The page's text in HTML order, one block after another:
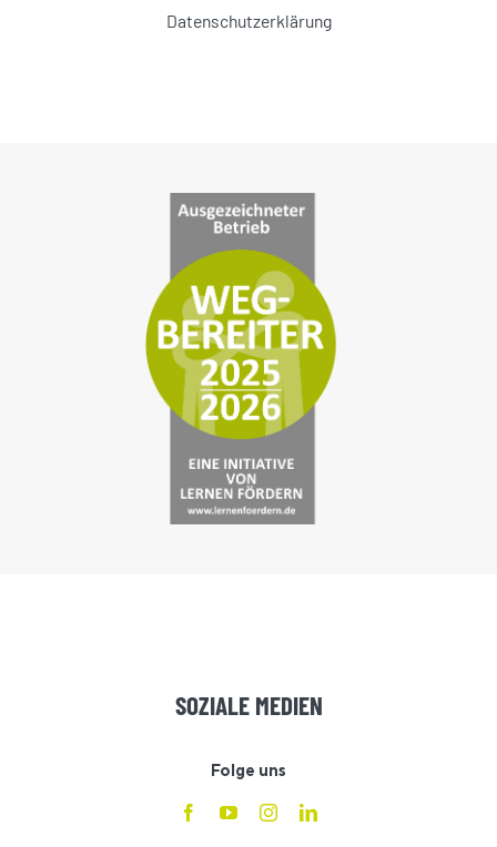
Datenschutzerklärung
SOZIALE MEDIEN
Folge uns